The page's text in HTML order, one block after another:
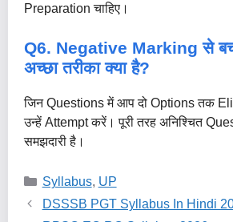
Preparation चाहिए।
Q6. Negative Marking से
अच्छा तरीका क्या है?
जिन Questions में आप दो Options तक
उन्हें Attempt करें। पूरी तरह अनिश्चित
समझदारी है।
Categories
Syllabus, UP
DSSSB PGT Syllabus In Hindi